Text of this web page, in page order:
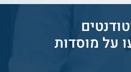
על מוסדות